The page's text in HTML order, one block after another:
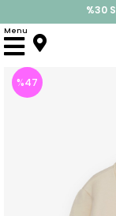
Menu
Anasayfa
%47